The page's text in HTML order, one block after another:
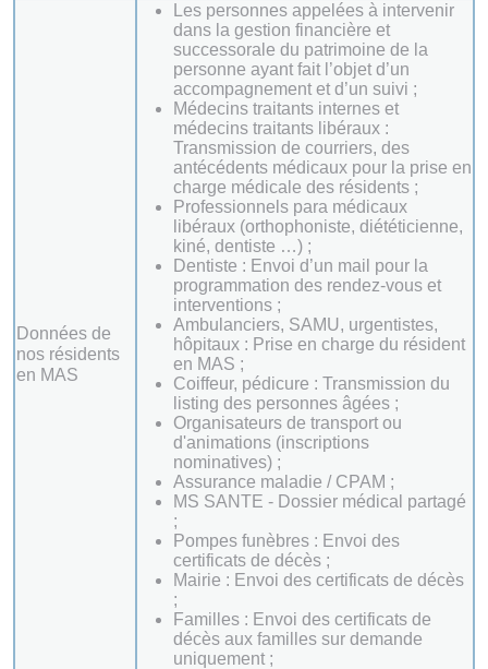
Données de
nos résidents
en MAS
Les personnes appelées à intervenir
dans la gestion financière et
successorale du patrimoine de la
personne ayant fait l’objet d’un
accompagnement et d’un suivi ;
Médecins traitants internes et
médecins traitants libéraux :
Transmission de courriers, des
antécédents médicaux pour la prise en
charge médicale des résidents ;
Professionnels para médicaux
libéraux (orthophoniste, diététicienne,
kiné, dentiste …) ;
Dentiste : Envoi d’un mail pour la
programmation des rendez-vous et
interventions ;
Ambulanciers, SAMU, urgentistes,
hôpitaux : Prise en charge du résident
en MAS ;
Coiffeur, pédicure : Transmission du
listing des personnes âgées ;
Organisateurs de transport ou
d'animations (inscriptions
nominatives) ;
Assurance maladie / CPAM ;
MS SANTE - Dossier médical partagé
;
Pompes funèbres : Envoi des
certificats de décès ;
Mairie : Envoi des certificats de décès
;
Familles : Envoi des certificats de
décès aux familles sur demande
uniquement ;